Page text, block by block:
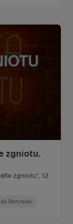
zgniotu.
zgniotu”, 12
Bartosiak